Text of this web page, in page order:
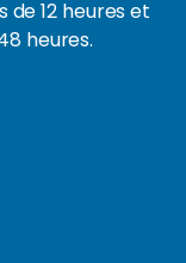
de 12 heures et
heures.